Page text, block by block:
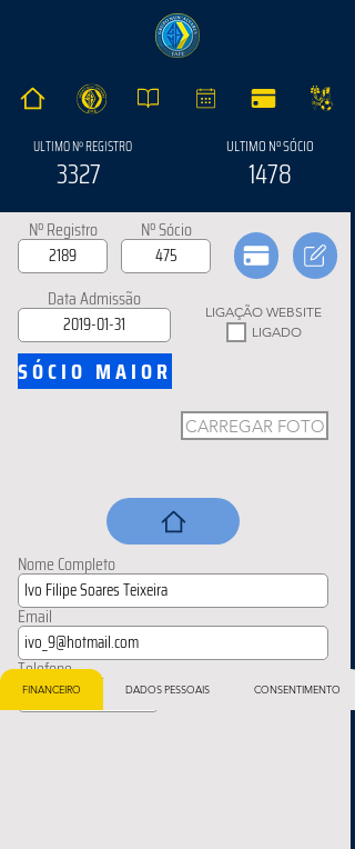
ULTIMO Nº REGISTRO
3327
ULTIMO Nº SÓCIO
1478
Nº Registro Nº Sócio
Data Admissão
LIGAÇÃO WEBSITE
LIGADO
SÓCIO MAIOR
CARREGAR FOTO
Nome Completo
Email
Telefone
FINANCEIRO DADOS PESSOAIS CONSENTIMENTO